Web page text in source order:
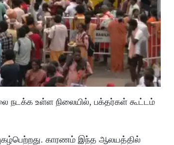
நடக்க உள்ள நிலையில், பக்தர்கள் கூட்டம்
காரணம் இந்த ஆலயத்தில்